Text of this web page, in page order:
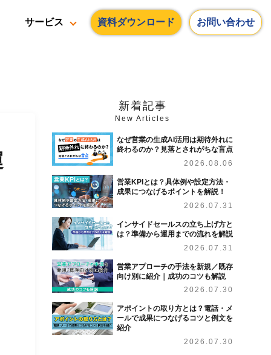
サービス 資料ダウンロード お問い合わせ
新着記事
New Articles
なぜ営業の生成AI活用は期待外れに
終わるのか？見落とされがちな盲点
2026.08.06
営業KPIとは？具体例や設定方法・
成果につなげるポイントを解説！
2026.07.31
インサイドセールスの立ち上げ方と
は？準備から運用までの流れを解説
2026.07.31
営業アプローチの手法を新規／既存
向け別に紹介｜成功のコツも解説
2026.07.30
アポイントの取り方とは？電話・メ
ールで成果につなげるコツと例文を
紹介
2026.07.30